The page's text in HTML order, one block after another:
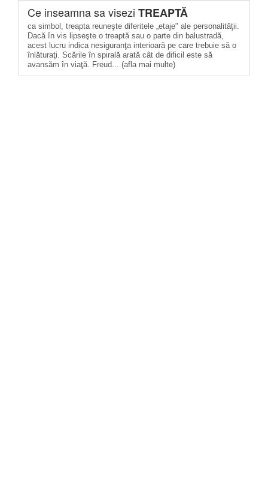
Ce inseamna sa visezi TREAPTĂ
ca simbol, treapta reuneşte diferitele „etaje" ale personalităţii.
Dacă în vis lipseşte o treaptă sau o parte din balustradă,
acest lucru indica nesiguranţa interioară pe care trebuie să o
înlăturaţi. Scările în spirală arată cât de dificil este să
avansăm în viaţă. Freud... (afla mai multe)